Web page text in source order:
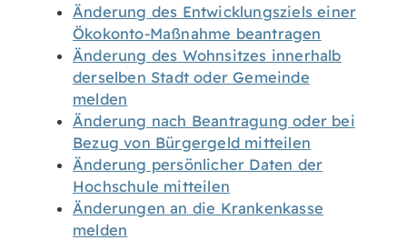
Änderung des Entwicklungsziels einer
Ökokonto-Maßnahme beantragen
Änderung des Wohnsitzes innerhalb
derselben Stadt oder Gemeinde
melden
Änderung nach Beantragung oder bei
Bezug von Bürgergeld mitteilen
Änderung persönlicher Daten der
Hochschule mitteilen
Änderungen an die Krankenkasse
melden